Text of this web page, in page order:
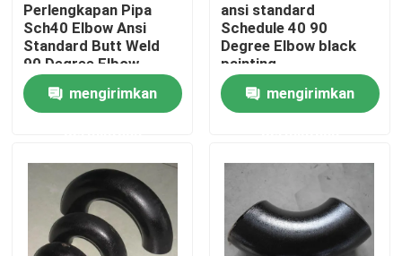
Rumah
Produk
Tentang kita
Perlengkapan Pipa
Sch40 Elbow Ansi
Standard Butt Weld
90 Degree Elbow
mengirimkan
ansi standard
Schedule 40 90
Degree Elbow black
painting
mengirimkan